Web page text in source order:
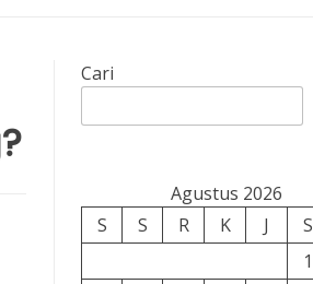
Cari
Agustus 2026
S
S R K J S
1